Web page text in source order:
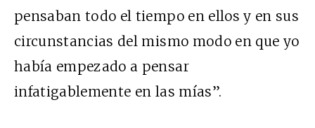
pensaban todo el tiempo en ellos y en sus
circunstancias del mismo modo en que yo
había empezado a pensar
infatigablemente en las mías”.